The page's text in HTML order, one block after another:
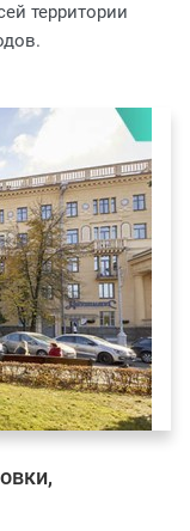
территории